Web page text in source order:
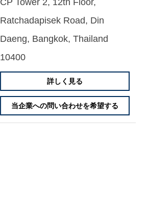
CP Tower 2, 12th Floor,
Ratchadapisek Road, Din
Daeng, Bangkok, Thailand
10400
詳しく見る
当企業への問い合わせを希望する